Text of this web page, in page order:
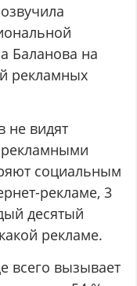
Баланова на
рекламных
не видят
социальным
рекламе, 3
десятый
рекламе.
всего вызывает